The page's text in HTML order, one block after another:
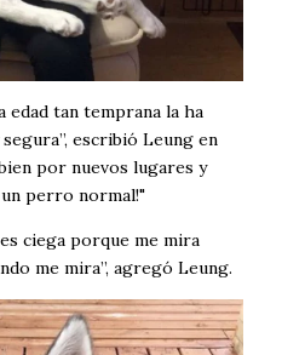
edad tan temprana la ha
escribió Leung en
por nuevos lugares y
perro normal!"
ciega porque me mira
me mira”, agregó Leung.